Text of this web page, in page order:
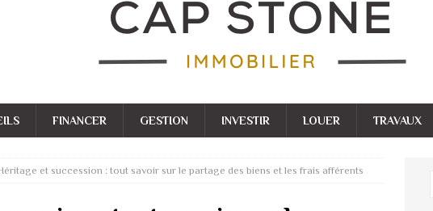
FINANCER GESTION INVESTIR LOUER TRAVAUX
et succession : tout savoir sur le partage des biens et les frais afférents